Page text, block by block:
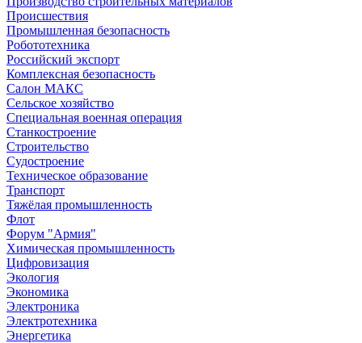
Происшествия
Промышленная безопасность
Робототехника
Российский экспорт
Комплексная безопасность
Салон МАКС
Сельское хозяйство
Специальная военная операция
Станкостроение
Строительство
Судостроение
Техническое образование
Транспорт
Тяжёлая промышленность
Флот
Форум "Армия"
Химическая промышленность
Цифровизация
Экология
Экономика
Электроника
Электротехника
Энергетика